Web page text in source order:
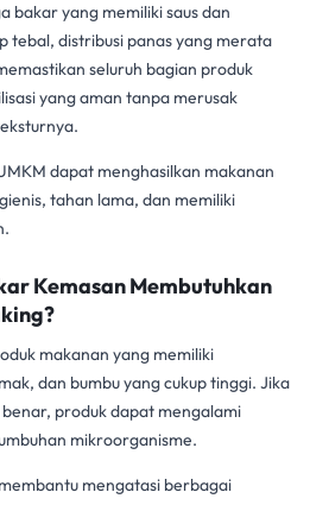
bakar yang memiliki saus dan
tebal, distribusi panas yang merata
seluruh bagian produk
yang aman tanpa merusak
dapat menghasilkan makanan
tahan lama, dan memiliki
Kemasan Membutuhkan
makanan yang memiliki
dan bumbu yang cukup tinggi. Jika
produk dapat mengalami
mikroorganisme.
membantu mengatasi berbagai